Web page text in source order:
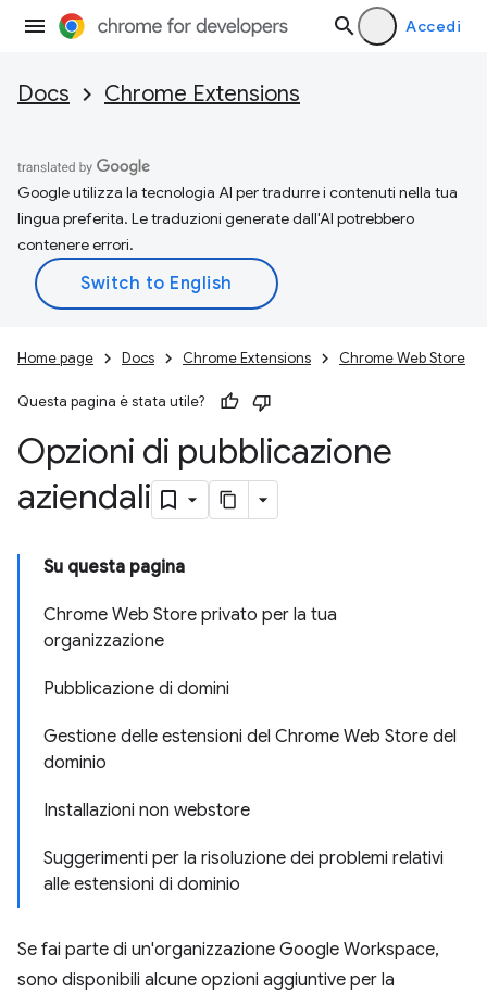
Accedi
Docs Chrome Extensions
Google utilizza la tecnologia AI per tradurre i contenuti nella tua
lingua preferita. Le traduzioni generate dall'AI potrebbero
contenere errori.
Home page Docs Chrome Extensions Chrome Web Store
Questa pagina è stata utile?
Opzioni di pubblicazione
aziendali
Su questa pagina
Chrome Web Store privato per la tua
organizzazione
Pubblicazione di domini
Gestione delle estensioni del Chrome Web Store del
dominio
Installazioni non webstore
Suggerimenti per la risoluzione dei problemi relativi
alle estensioni di dominio
Se fai parte di un'organizzazione Google Workspace,
sono disponibili alcune opzioni aggiuntive per la